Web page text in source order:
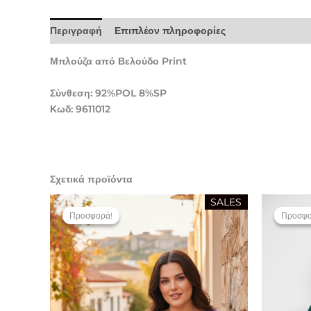
Περιγραφή Επιπλέον πληροφορίες
Μπλούζα από Βελούδο Print
Σύνθεση: 92%POL 8%SP
Κωδ: 9611012
Σχετικά προϊόντα
Προσφορά!
SALES
Προσφορά!
Original
32,90 €.
Η
τρέχουσα
τιμή
είναι:
16,50 €.